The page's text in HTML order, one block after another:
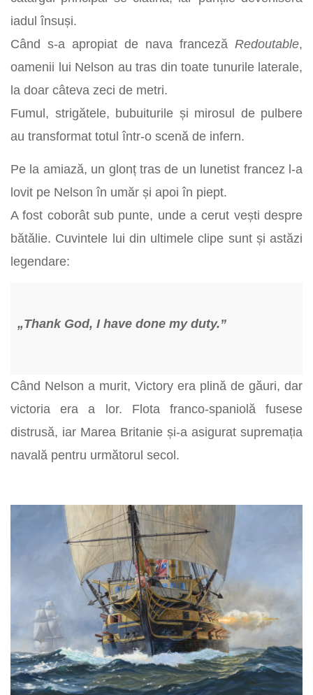
iadul însuși.
Când s-a apropiat de nava franceză Redoutable,
oamenii lui Nelson au tras din toate tunurile laterale,
la doar câteva zeci de metri.
Fumul, strigătele, bubuiturile și mirosul de pulbere
au transformat totul într-o scenă de infern.
Pe la amiază, un glonț tras de un lunetist francez l-a
lovit pe Nelson în umăr și apoi în piept.
A fost coborât sub punte, unde a cerut vești despre
bătălie. Cuvintele lui din ultimele clipe sunt și astăzi
legendare:
„Thank God, I have done my duty.”
Când Nelson a murit, Victory era plină de găuri, dar
victoria era a lor. Flota franco-spaniolă fusese
distrusă, iar Marea Britanie și-a asigurat supremația
navală pentru următorul secol.